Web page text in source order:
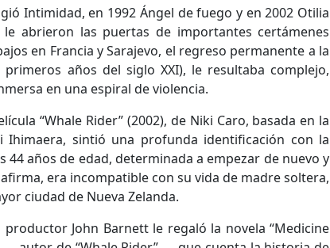
Intimidad, en 1992 Ángel de fuego y en 2002 Otilia
le abrieron las puertas de importantes certámenes
en Francia y Sarajevo, el regreso permanente a la
años del siglo XXI), le resultaba complejo,
en una espiral de violencia.
“Whale Rider” (2002), de Niki Caro, basada en la
Ihimaera, sintió una profunda identificación con la
44 años de edad, determinada a empezar de nuevo y
era incompatible con su vida de madre soltera,
ciudad de Nueva Zelanda.
John Barnett le regaló la novela “Medicine